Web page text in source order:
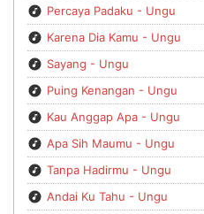
Percaya Padaku - Ungu
Karena Dia Kamu - Ungu
Sayang - Ungu
Puing Kenangan - Ungu
Kau Anggap Apa - Ungu
Apa Sih Maumu - Ungu
Tanpa Hadirmu - Ungu
Andai Ku Tahu - Ungu